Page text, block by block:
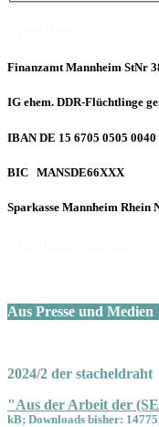
Finanzamt Mannheim StNr
IG ehem. DDR-Flüchtlinge
IBAN DE 15 6705 0505 0040
BIC MANSDE66XXX
Sparkasse Mannheim Rhein
Aus Presse und Medien
2024/2 der stacheldraht
"Aus der Arbeit der
kB; Downloads bisher: